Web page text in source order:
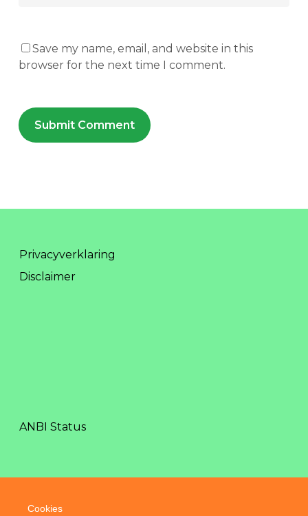
Save my name, email, and website in this
browser for the next time I comment.
Privacyverklaring
Disclaimer
ANBI Status
Cookies